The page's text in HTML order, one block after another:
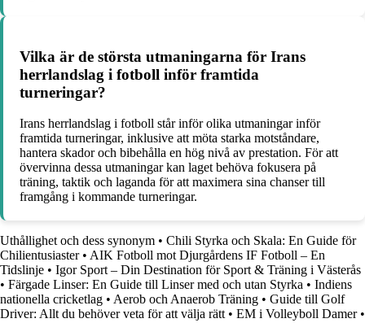
Vilka är de största utmaningarna för Irans
herrlandslag i fotboll inför framtida
turneringar?
Irans herrlandslag i fotboll står inför olika utmaningar inför
framtida turneringar, inklusive att möta starka motståndare,
hantera skador och bibehålla en hög nivå av prestation. För att
övervinna dessa utmaningar kan laget behöva fokusera på
träning, taktik och laganda för att maximera sina chanser till
framgång i kommande turneringar.
Uthållighet och dess synonym • Chili Styrka och Skala: En Guide för
Chilientusiaster• AIK Fotboll mot Djurgårdens IF Fotboll – En
Tidslinje • Igor Sport – Din Destination för Sport & Träning i Västerås
• Färgade Linser: En Guide till Linser med och utan Styrka • Indiens
nationella cricketlag • Aerob och Anaerob Träning • Guide till Golf
Driver: Allt du behöver veta för att välja rätt • EM i Volleyboll Damer•